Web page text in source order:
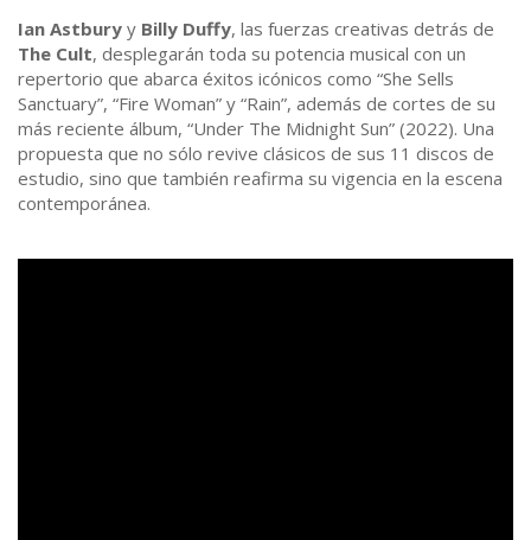
Ian Astbury y Billy Duffy, las fuerzas creativas detrás de
The Cult, desplegarán toda su potencia musical con un
repertorio que abarca éxitos icónicos como “She Sells
Sanctuary”, “Fire Woman” y “Rain”, además de cortes de su
más reciente álbum, “Under The Midnight Sun” (2022). Una
propuesta que no sólo revive clásicos de sus 11 discos de
estudio, sino que también reafirma su vigencia en la escena
contemporánea.